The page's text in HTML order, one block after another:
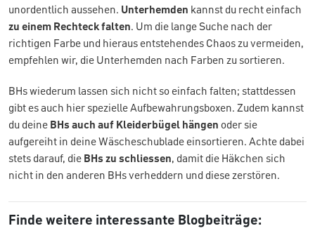
unordentlich aussehen. Unterhemden kannst du recht einfach
zu einem Rechteck falten. Um die lange Suche nach der
richtigen Farbe und hieraus entstehendes Chaos zu vermeiden,
empfehlen wir, die Unterhemden nach Farben zu sortieren.
BHs wiederum lassen sich nicht so einfach falten; stattdessen
gibt es auch hier spezielle Aufbewahrungsboxen. Zudem kannst
du deine BHs auch auf Kleiderbügel hängen oder sie
aufgereiht in deine Wäscheschublade einsortieren. Achte dabei
stets darauf, die BHs zu schliessen, damit die Häkchen sich
nicht in den anderen BHs verheddern und diese zerstören.
Finde weitere interessante Blogbeiträge: